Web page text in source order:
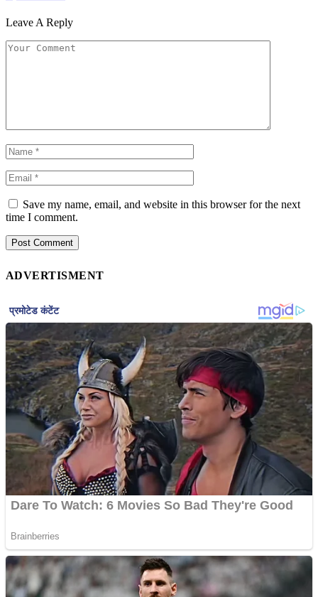
Leave A Reply
Save my name, email, and website in this browser for the next
time I comment.
ADVERTISMENT